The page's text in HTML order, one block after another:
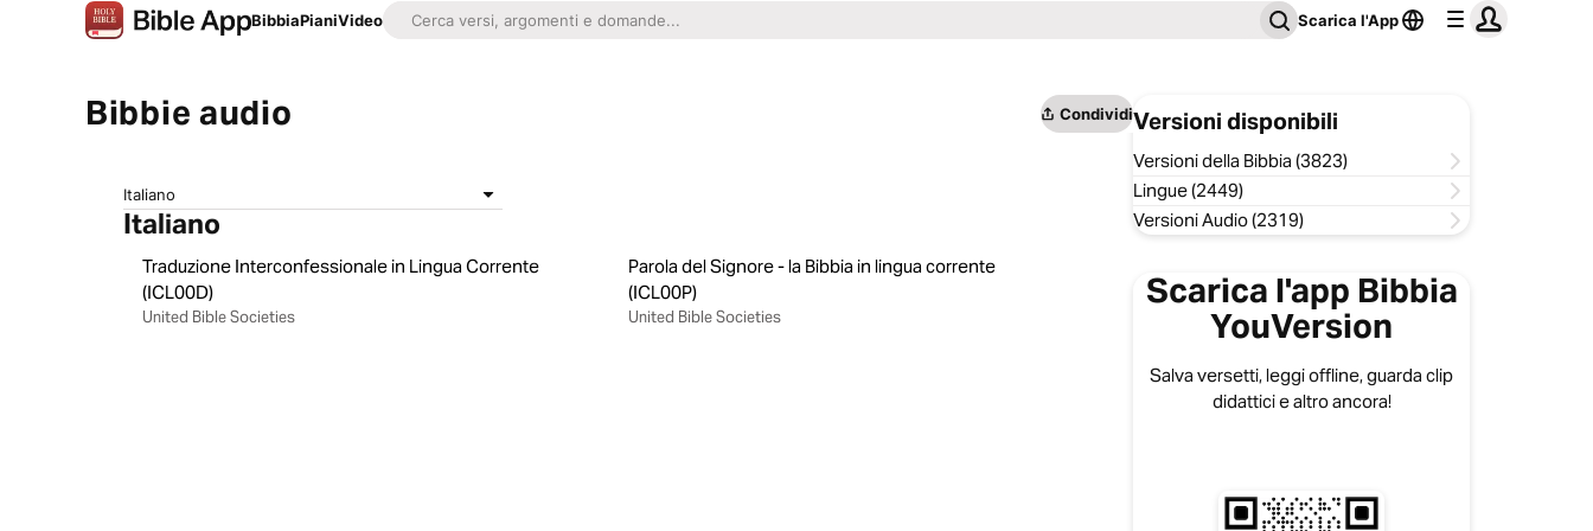
BibbiaPianiVideo Scarica l'App
Bibbie audio Condividi
Italiano
Italiano
Traduzione Interconfessionale in Lingua Corrente
(ICL00D)
United Bible Societies
Parola del Signore - la Bibbia in lingua corrente
(ICL00P)
United Bible Societies
Versioni disponibili
Versioni della Bibbia (3823)
Lingue (2449)
Versioni Audio (2319)
Scarica l'app Bibbia
YouVersion
Salva versetti, leggi offline, guarda clip
didattici e altro ancora!